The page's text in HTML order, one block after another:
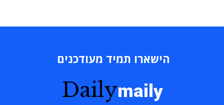
הישארו תמיד מעודכנים
Dailymaily